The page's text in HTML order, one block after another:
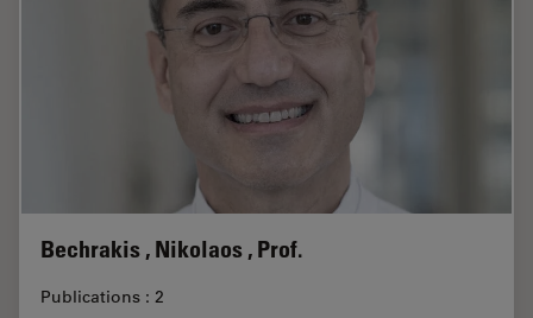
Bechrakis , Nikolaos , Prof.
Publications : 2